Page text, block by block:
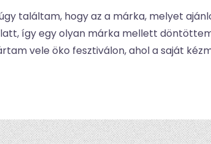
találtam, hogy az a márka, melyet
így egy olyan márka mellett
vele öko fesztiválon, ahol a saját